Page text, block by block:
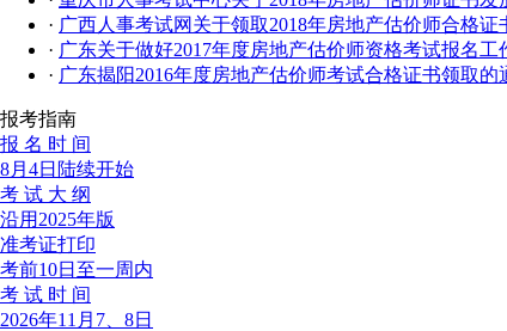
· 广西人事考试网关于领取2018年房地产估价师合格证
· 广东关于做好2017年度房地产估价师资格考试报名工
· 广东揭阳2016年度房地产估价师考试合格证书领取的
报考指南
报 名 时 间
8月4日陆续开始
考 试 大 纲
沿用2025年版
准考证打印
考前10日至一周内
考 试 时 间
2026年11月7、8日